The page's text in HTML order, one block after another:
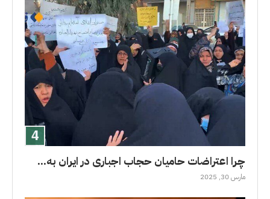
چرا اعتراضات حامیان حجاب اجباری در ایران به...
مارس 30, 2025